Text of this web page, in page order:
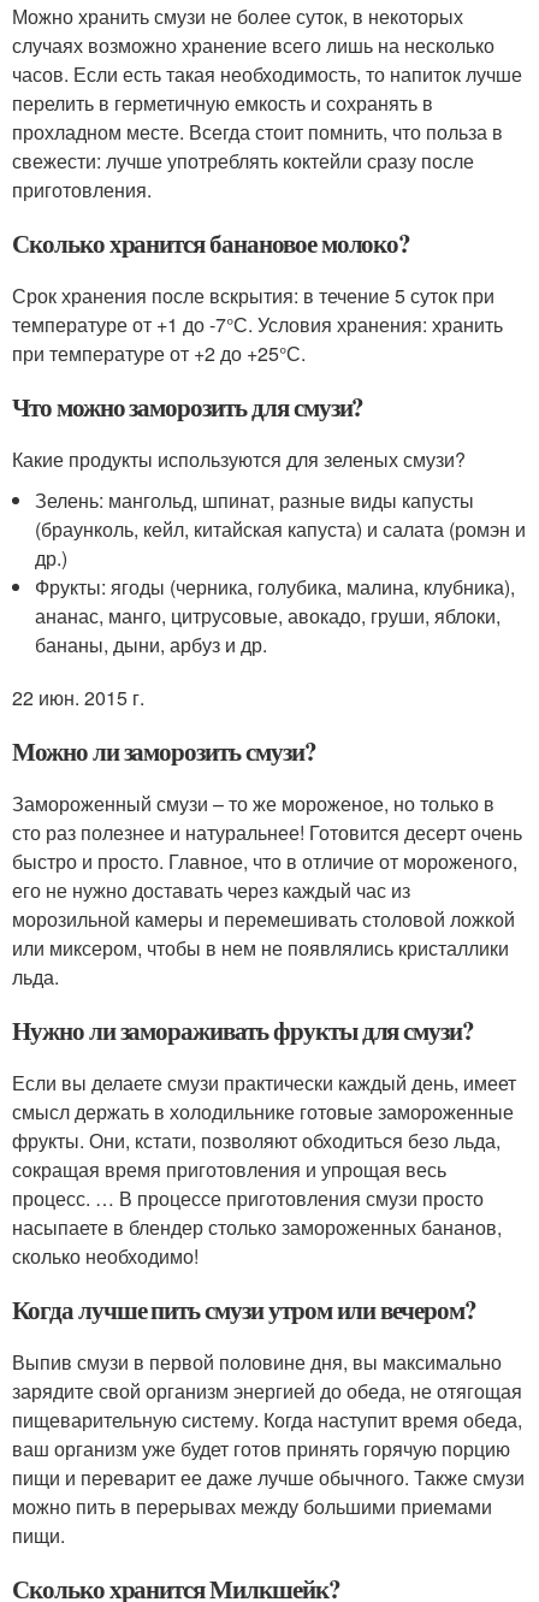
Можно хранить смузи не более суток, в некоторых
случаях возможно хранение всего лишь на несколько
часов. Если есть такая необходимость, то напиток лучше
перелить в герметичную емкость и сохранять в
прохладном месте. Всегда стоит помнить, что польза в
свежести: лучше употреблять коктейли сразу после
приготовления.
Сколько хранится банановое молоко?
Срок хранения после вскрытия: в течение 5 суток при
температуре от +1 до -7°С. Условия хранения: хранить
при температуре от +2 до +25°С.
Что можно заморозить для смузи?
Какие продукты используются для зеленых смузи?
Зелень: мангольд, шпинат, разные виды капусты
(браунколь, кейл, китайская капуста) и салата (ромэн и
др.)
Фрукты: ягоды (черника, голубика, малина, клубника),
ананас, манго, цитрусовые, авокадо, груши, яблоки,
бананы, дыни, арбуз и др.
22 июн. 2015 г.
Можно ли заморозить смузи?
Замороженный смузи – то же мороженое, но только в
сто раз полезнее и натуральнее! Готовится десерт очень
быстро и просто. Главное, что в отличие от мороженого,
его не нужно доставать через каждый час из
морозильной камеры и перемешивать столовой ложкой
или миксером, чтобы в нем не появлялись кристаллики
льда.
Нужно ли замораживать фрукты для смузи?
Если вы делаете смузи практически каждый день, имеет
смысл держать в холодильнике готовые замороженные
фрукты. Они, кстати, позволяют обходиться безо льда,
сокращая время приготовления и упрощая весь
процесс. … В процессе приготовления смузи просто
насыпаете в блендер столько замороженных бананов,
сколько необходимо!
Когда лучше пить смузи утром или вечером?
Выпив смузи в первой половине дня, вы максимально
зарядите свой организм энергией до обеда, не отягощая
пищеварительную систему. Когда наступит время обеда,
ваш организм уже будет готов принять горячую порцию
пищи и переварит ее даже лучше обычного. Также смузи
можно пить в перерывах между большими приемами
пищи.
Сколько хранится Милкшейк?